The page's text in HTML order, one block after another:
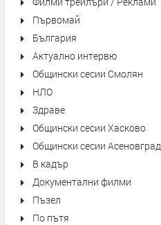
Първомай
България
Актуално интервю
Общински сесии Смолян
НЛО
Здраве
Общински сесии Хасково
Общински сесии Асеновград
В кадър
Документални филми
Пъзел
По пътя